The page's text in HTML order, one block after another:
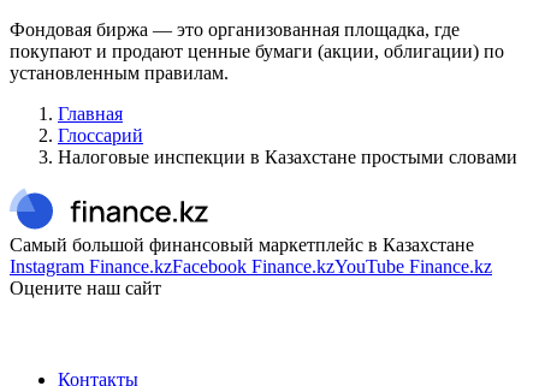
Фондовая биржа — это организованная площадка, где
покупают и продают ценные бумаги (акции, облигации) по
установленным правилам.
Главная
Глоссарий
Налоговые инспекции в Казахстане простыми словами
Самый большой финансовый маркетплейс в Казахстане
Instagram Finance.kzFacebook Finance.kzYouTube Finance.kz
Оцените наш сайт
Контакты